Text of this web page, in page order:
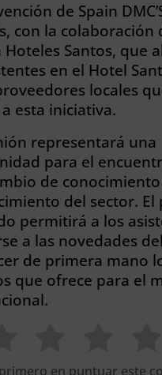
de Spain
con la colaboración
Hoteles Santos, que
en el Hotel
locales
esta iniciativa.
representará una
para el
de
del sector. El
permitirá a los
a las novedades
de primera mano
que ofrece para el
en puntuar este